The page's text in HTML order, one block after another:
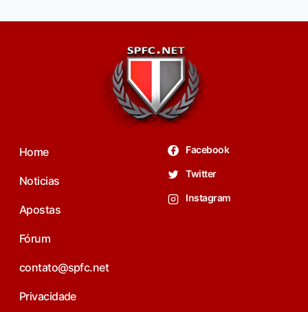
Home
Noticias
Apostas
Fórum
contato@spfc.net
Privacidade
Facebook
Twitter
Instagram